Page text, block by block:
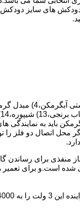
محل اتصال دو فلز
برای رساندن
است.و برای تعمیر هر